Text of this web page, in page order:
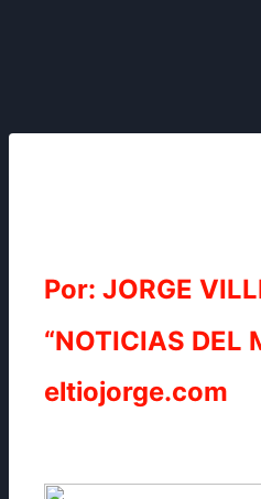
Por: JORGE
“NOTICIAS DEL
eltiojorge.com